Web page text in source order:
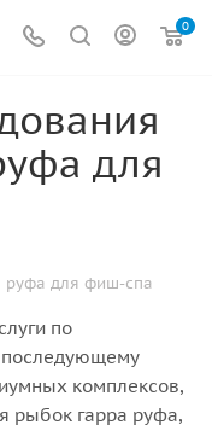
0
для
руфа для фиш-спа
по
последующему
комплексов,
рыбок гарра руфа,